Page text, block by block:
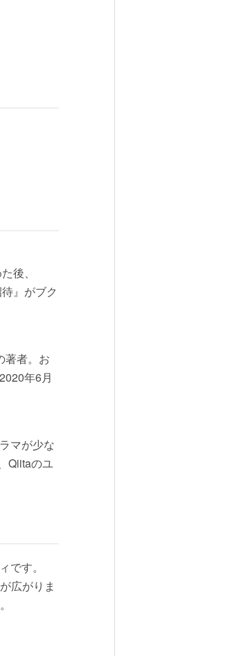
後、
』がブク
著者。お
年6月
マが少な
Qiitaのユ
す。
広がりま